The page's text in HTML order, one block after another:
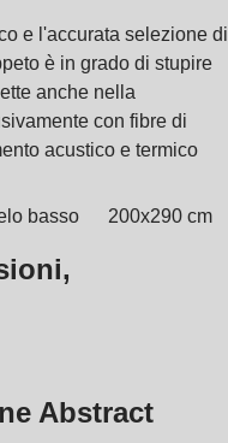
e l'accurata selezione di
è in grado di stupire
anche nella
con fibre di
acustico e termico
basso 200x290 cm
Abstract